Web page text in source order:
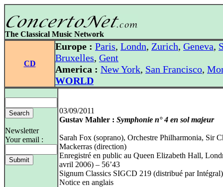
The Classical Music Network
CD
Europe : Paris, Londn, Zurich, Geneva,
Bruxelles, Gent
America : New York, San Francisco,
WORLD
Newsletter
Your email :
03/09/2011
Gustav Mahler : Symphonie n° 4 en sol majeur
Sarah Fox (soprano), Orchestre Philharmonia, Sir
Mackerras (direction)
Enregistré en public au Queen Elizabeth Hall,
avril 2006) – 56’43
Signum Classics SIGCD 219 (distribué par
Notice en anglais